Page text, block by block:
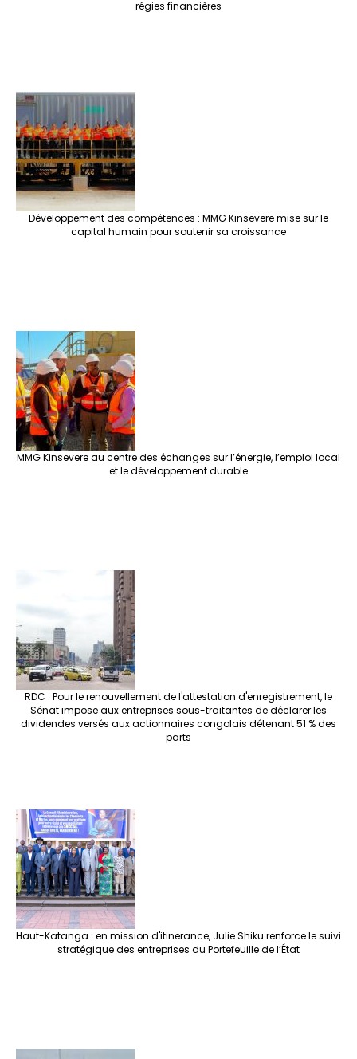
régies financières
Développement des compétences : MMG Kinsevere mise sur le
capital humain pour soutenir sa croissance
MMG Kinsevere au centre des échanges sur l’énergie, l’emploi local
et le développement durable
RDC : Pour le renouvellement de l'attestation d'enregistrement, le
Sénat impose aux entreprises sous-traitantes de déclarer les
dividendes versés aux actionnaires congolais détenant 51 % des
parts
Haut-Katanga : en mission d'itinerance, Julie Shiku renforce le suivi
stratégique des entreprises du Portefeuille de l’État